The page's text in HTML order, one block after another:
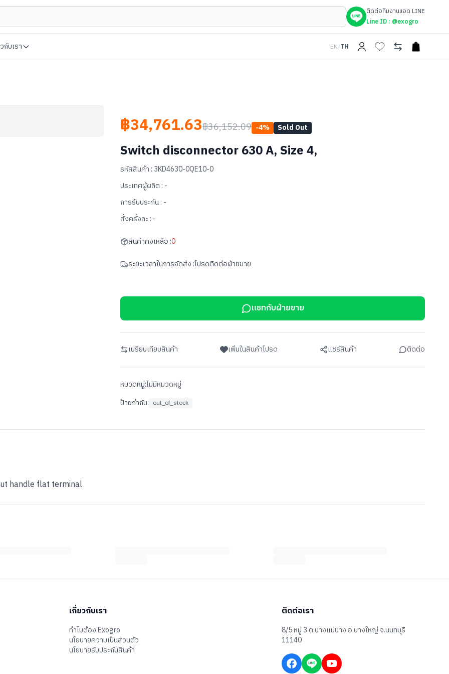
ติดต่อทีมงานแอด LINE
Line ID : @exogro
กับเรา EN/TH open
฿34,761.63฿36,152.09 -4% Sold Out
Switch disconnector 630 A, Size 4,
รหัสสินค้า : 3KD4630-0QE10-0
ประเทศผู้ผลิต : -
การรับประกัน : -
สั่งครั้งละ : -
สินค้าคงเหลือ :0
ระยะเวลาในการจัดส่ง :โปรดติดต่อฝ่ายขาย
แชทกับฝ่ายขาย
เปรียบเทียบสินค้า เพิ่มในสินค้าโปรด แชร์สินค้า ติดต่อ
หมวดหมู่:ไม่มีหมวดหมู่
ป้ายกำกับ: out_of_stock
handle flat terminal
เกี่ยวกับเรา
ทำไมต้อง Exogro
นโยบายความเป็นส่วนตัว
นโยบายรับประกันสินค้า
ติดต่อเรา
8/5 หมู่ 3 ต.บางแม่บาง อ.บางใหญ่ จ.นนทบุรี
11140